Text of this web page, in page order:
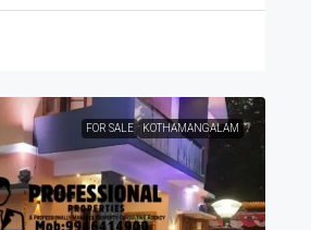
FOR SALE KOTHAMANGALAM